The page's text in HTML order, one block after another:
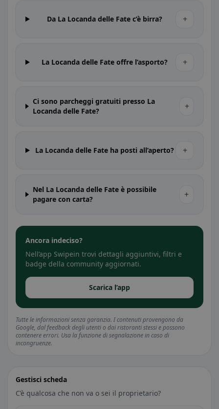
Da La Locanda delle Fate c’è birra? +
La Locanda delle Fate offre l’asporto? +
Ci sono parcheggi gratuiti presso La
Locanda delle Fate?
+
La Locanda delle Fate ha posti all’aperto? +
Nel La Locanda delle Fate è possibile
pagare con carta?
+
Ancora indeciso?
Nell’app Swipein trovi dettagli aggiuntivi, filtri e
badge della community aggiornati.
Scarica l’app
Tutte le informazioni senza garanzia. I contenuti provengono da
Google, dal feedback degli utenti o dai ristoranti stessi e possono
contenere errori. Usa la funzione di segnalazione in caso di
incongruenze.
Gestisci scheda
C’è qualcosa che non va o sei il proprietario?